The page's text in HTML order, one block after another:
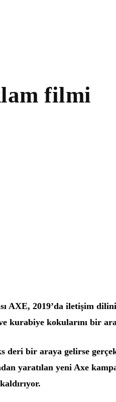
filmi
AXE, 2019’da iletişim
kurabiye kokularını bir
deri bir araya gelirse
yaratılan yeni Axe